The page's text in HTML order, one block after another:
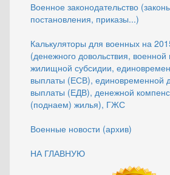
Военное законодательство
постановления, приказы...)
Калькуляторы для военных на
(денежного довольствия, военной
жилищной субсидии,
выплаты (ЕСВ), единовременной
выплаты (ЕДВ), денежной
(поднаем) жилья), ГЖС
Военные новости (архив)
НА ГЛАВНУЮ